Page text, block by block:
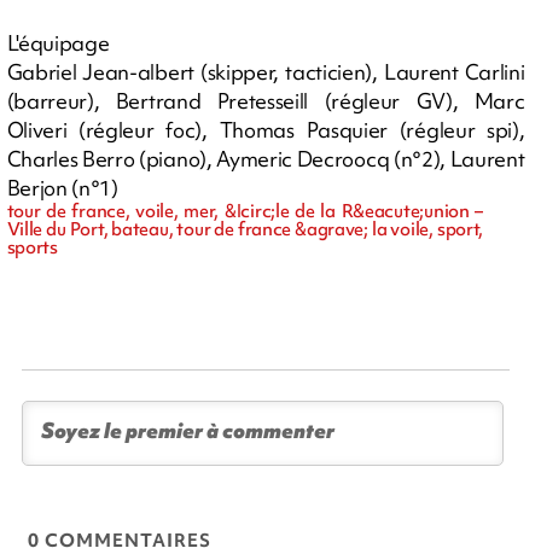
L'équipage
Gabriel Jean-albert (skipper, tacticien), Laurent Carlini
(barreur), Bertrand Pretesseill (régleur GV), Marc
Oliveri (régleur foc), Thomas Pasquier (régleur spi),
Charles Berro (piano), Aymeric Decroocq (n°2), Laurent
Berjon (n°1)
tour de france, voile, mer, &Icirc;le de la R&eacute;union –
Ville du Port, bateau, tour de france &agrave; la voile, sport,
sports
0 COMMENTAIRES